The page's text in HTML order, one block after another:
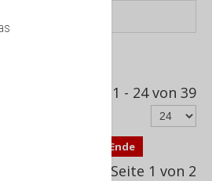
Ergebnisse 1 - 24 von 39
Ende
Seite 1 von 2